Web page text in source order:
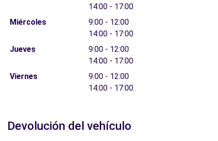
14:00 - 17:00
Miércoles
9:00 - 12:00
14:00 - 17:00
Jueves
9:00 - 12:00
14:00 - 17:00
Viernes
9:00 - 12:00
14:00 - 17:00
Devolución del vehículo